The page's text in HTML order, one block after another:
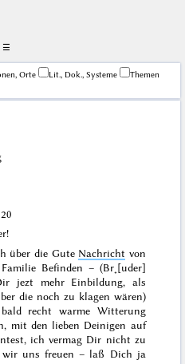
☰
Orte Lit., Dok., Systeme
Themen
über die Gute Nachricht von
Befinden – (Br˖[uder]
jezt mehr Einbildung, als
die noch zu klagen wären)
recht warme Witterung
mit den lieben Deinigen auf
ich vermag Dir nicht zu
wir uns freuen – laß Dich ja